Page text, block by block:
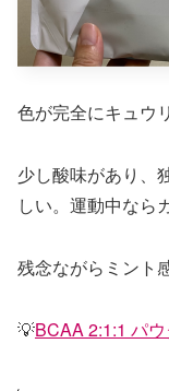
色が完全にキュウリ
少し酸味があり、
しい。運動中なら
残念ながらミント
💡BCAA 2:1:1 パ